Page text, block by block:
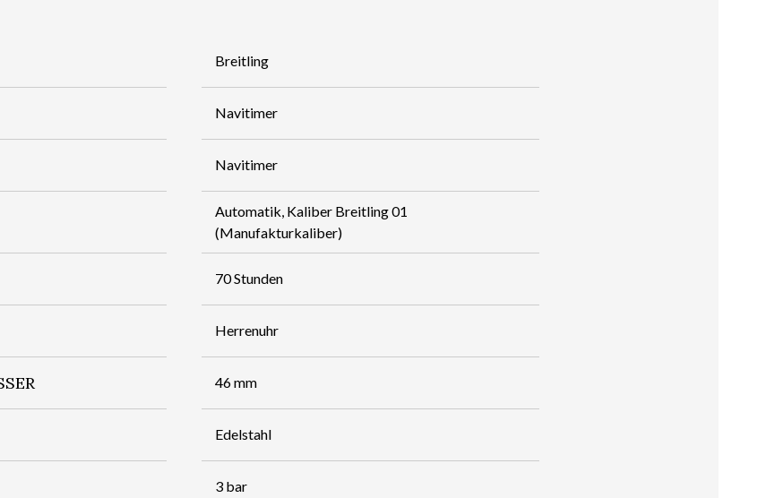
Breitling
Navitimer
Navitimer
Automatik, Kaliber Breitling 01
(Manufakturkaliber)
70 Stunden
Herrenuhr
46 mm
Edelstahl
3 bar